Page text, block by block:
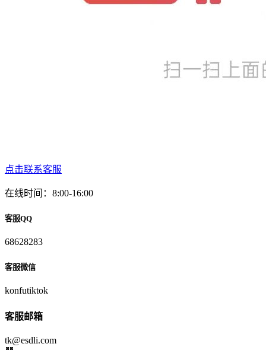
点击联系客服
在线时间：8:00-16:00
客服QQ
68628283
客服微信
konfutiktok
客服邮箱
tk@esdli.com